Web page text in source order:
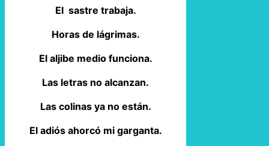
El sastre trabaja.
Horas de lágrimas.
El aljibe medio funciona.
Las letras no alcanzan.
Las colinas ya no están.
El adiós ahorcó mi garganta.